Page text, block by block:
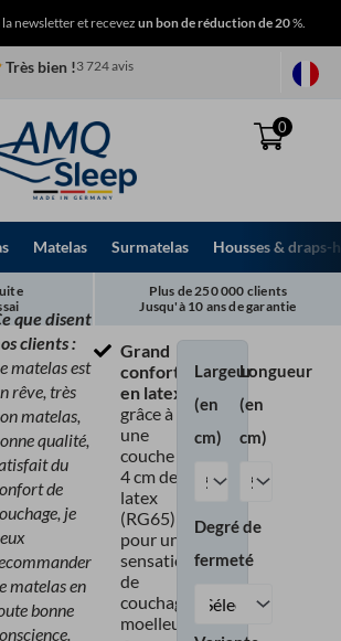
newsletter et recevez un bon de réduction de 20%.
Très bien !3 724 avis
0
Matelas Surmatelas Housses & draps-
Plus de 250 000 clients
Jusqu'à 10 ans de garantie
que disent
clients :
matelas est
rêve, très
matelas,
qualité,
du
de
je
matelas en
bonne
Grand
confort
en latex
grâce à
une
couche de
4 cm de
latex
(RG65)
pour une
sensation
de
couchage
moelleuse
Largeur
(en
cm)
Longueur
(en
cm)
Degré de
fermeté
Hybride
Latex
Ensachés
Quantité